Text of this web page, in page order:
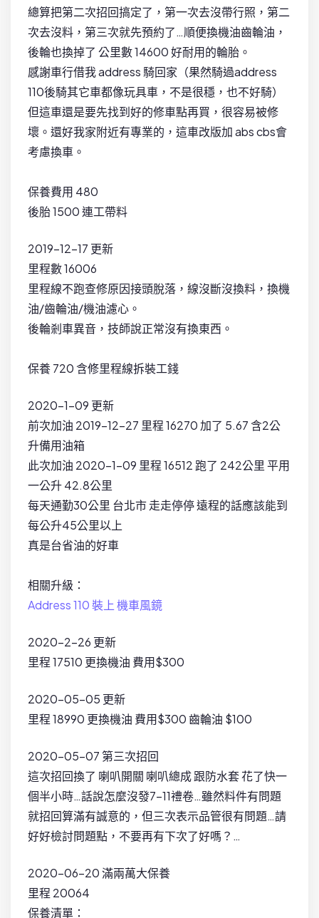
總算把第二次招回搞定了，第一次去沒帶行照，第二
次去沒料，第三次就先預約了…順便換機油齒輪油，
後輪也換掉了 公里數 14600 好耐用的輪胎。
感謝車行借我 address 騎回家（果然騎過address
110後騎其它車都像玩具車，不是很穩，也不好騎）
但這車還是要先找到好的修車點再買，很容易被修
壞。還好我家附近有專業的，這車改版加 abs cbs會
考慮換車。
保養費用 480
後胎 1500 連工帶料
2019-12-17 更新
里程數 16006
里程線不跑查修原因接頭脫落，線沒斷沒換料，換機
油/齒輪油/機油濾心。
後輪剎車異音，技師說正常沒有換東西。
保養 720 含修里程線拆裝工錢
2020-1-09 更新
前次加油 2019-12-27 里程 16270 加了 5.67 含2公
升備用油箱
此次加油 2020-1-09 里程 16512 跑了 242公里 平用
一公升 42.8公里
每天通勤30公里 台北市 走走停停 遠程的話應該能到
每公升45公里以上
真是台省油的好車
相關升級：
Address 110 裝上 機車風鏡
2020-2-26 更新
里程 17510 更換機油 費用$300
2020-05-05 更新
里程 18990 更換機油 費用$300 齒輪油 $100
2020-05-07 第三次招回
這次招回換了 喇叭開關 喇叭總成 跟防水套 花了快一
個半小時…話說怎麼沒發7-11禮卷…雖然料件有問題
就招回算滿有誠意的，但三次表示品管很有問題…請
好好檢討問題點，不要再有下次了好嗎？…
2020-06-20 滿兩萬大保養
里程 20064
保養清單：